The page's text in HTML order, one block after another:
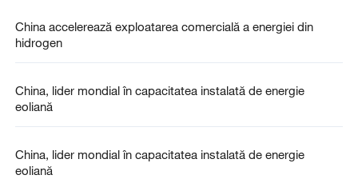
China accelerează exploatarea comercială a energiei din
hidrogen
China, lider mondial în capacitatea instalată de energie
eoliană
China, lider mondial în capacitatea instalată de energie
eoliană